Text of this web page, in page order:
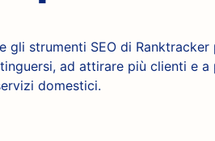
gli strumenti SEO di
ad attirare più clienti e
domestici.